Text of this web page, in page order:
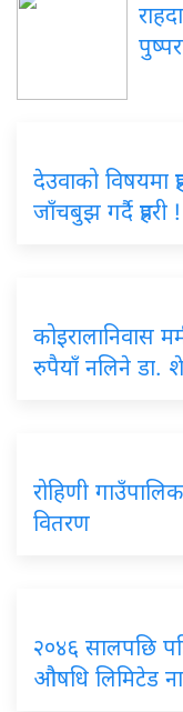
देउवाको विषयमा
जाँचबुझ गर्दै प्रहरी !
कोइरालानिवास
रुपैयाँ नलिने डा.
रोहिणी
वितरण
२०४६ सालपछि
औषधि लिमिटेड